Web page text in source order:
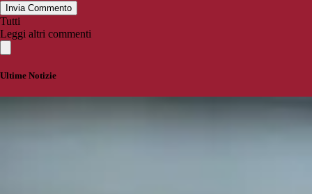
Invia Commento
Tutti
Leggi altri commenti
Ultime Notizie